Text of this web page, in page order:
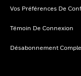
Vos Préférences De
Témoin De Connexion
Désabonnement